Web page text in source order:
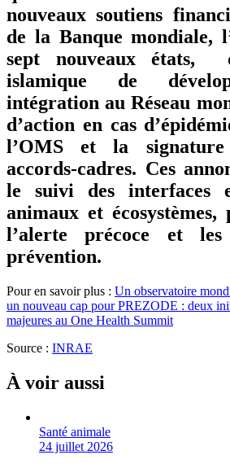
nouveaux soutiens
de la Banque mondiale,
sept nouveaux états,
islamique de
intégration au Réseau
d’action en cas
l’OMS et la signature
accords-cadres. Ces
le suivi des interfaces
animaux et
l’alerte précoce et
prévention.
Pour en savoir plus : Un observatoire
un nouveau cap pour PREZODE : deux
majeures au One Health Summit
Source : INRAE
À voir aussi
Santé animale
24 juillet 2026